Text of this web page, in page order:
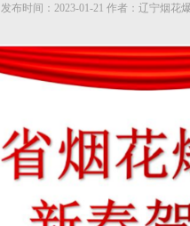
发布时间：2023-01-21 作者：辽宁烟花